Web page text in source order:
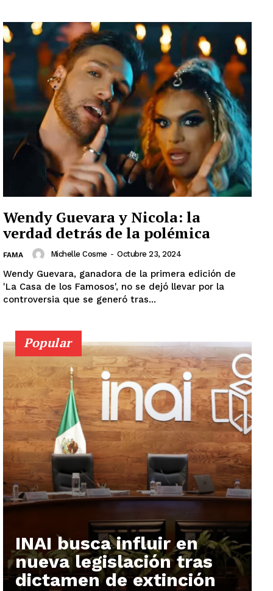
Wendy Guevara y Nicola: la
verdad detrás de la polémica
FAMA Michelle Cosme - Octubre 23, 2024
Wendy Guevara, ganadora de la primera edición de
'La Casa de los Famosos', no se dejó llevar por la
controversia que se generó tras...
Popular
INAI busca influir en
nueva legislación tras
dictamen de extinción